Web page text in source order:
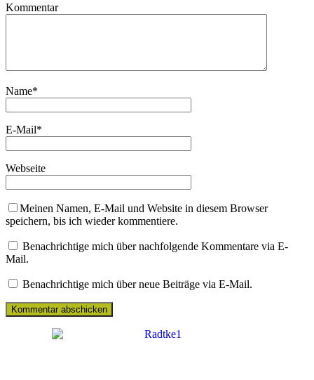
Kommentar
Name*
E-Mail*
Webseite
Meinen Namen, E-Mail und Website in diesem Browser
speichern, bis ich wieder kommentiere.
Benachrichtige mich über nachfolgende Kommentare via E-
Mail.
Benachrichtige mich über neue Beiträge via E-Mail.